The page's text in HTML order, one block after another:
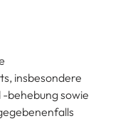
insbesondere
behebung sowie